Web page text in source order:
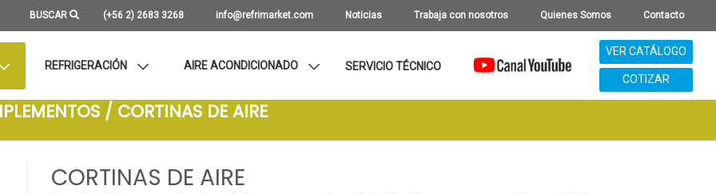
BUSCAR (+56 2) 2683 3268 info@refrimarket.com Noticias Trabaja con nosotros Quienes Somos Contacto
REFRIGERACIÓN AIRE ACONDICIONADO SERVICIO TÉCNICO
VER CATÁLOGO
COTIZAR
/ CORTINAS DE AIRE
CORTINAS DE AIRE